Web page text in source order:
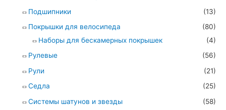
Подшипники
(13)
Покрышки для велосипеда
(80)
Наборы для бескамерных покрышек
(4)
Рулевые
(56)
Рули
(21)
Седла
(25)
Системы шатунов и звезды
(58)